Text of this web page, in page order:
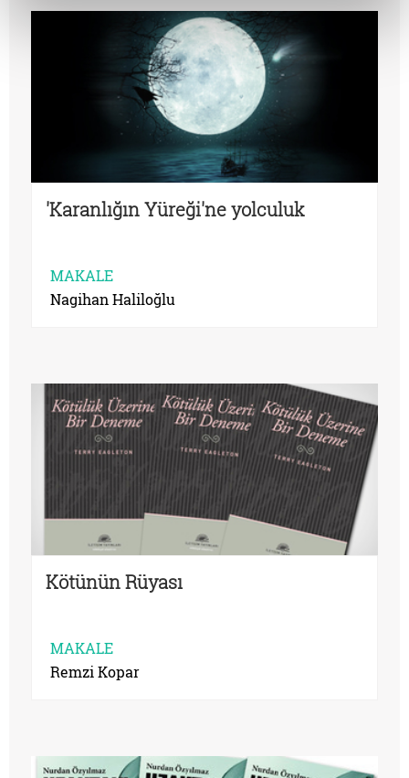
'Karanlığın Yüreği'ne yolculuk
MAKALE
Nagihan Haliloğlu
Kötünün Rüyası
MAKALE
Remzi Kopar